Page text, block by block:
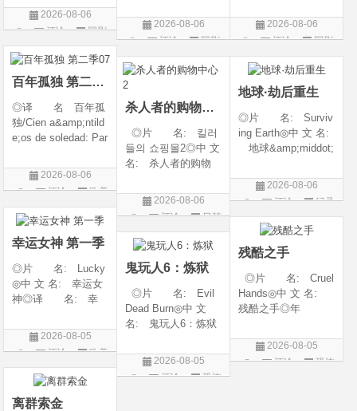
陆◎类 别 传记
/ 历史 / 古装◎语
上映日期 2026-07-
20(中国大陆)◎
2026-08-06
评论
国剧
◎类 别 剧情 /
悬疑◎语 言 汉
期 2026-08-04(中国
大陆)◎IMDb链接 t
2026-08-06
评论
国剧
年 代 2026◎
产 地 中国大陆
爱情◎语 言 汉
语普通话◎上映日期
2026-08-06
评论
国剧
百年孤独 第二季07
◎译 名 百年孤
独/Cien a&amp;ntild
e;os de soledad: Par
ears of Solitude/One
Hundred Years of So
寂/百年孤寂：第一
部(台)/百年孤
2026-08-06
评论
欧美
剧
杀人者的购物中心2
◎片 名: 킬러
들의 쇼핑몰2◎中 文
名: 杀人者的购物
A Shop for Killers S
2 / A Shop for Killers
代: 2026◎产
地: 韩国
2026-08-06
评论
日韩
剧
地球·劫后重生
◎片 名: Surviv
ing Earth◎中 文 名:
地球&amp;middot;
名: 幸存地球◎
年 代: 2026◎
类 别: 纪录片
◎语 言: 英语
◎上映
2026-08-06
评论
纪录
片
幸运女神 第一季
◎片 名: Lucky
◎中 文 名: 幸运女
神◎译 名: 幸
6◎产 地: 美国
◎类 别: 剧情 /
英语◎上映日期: 2
026-07-15(美国)
2026-08-05
评论
欧美
剧
残酷之手
◎片 名: Cruel
Hands◎中 文 名:
残酷之手◎年
地: 澳大利亚◎
类 别: 惊悚 / 恐
2026-08-05
评论
恐怖
鬼玩人6：炼狱
◎片 名: Evil
Dead Burn◎中 文
名: 鬼玩人6：炼狱
焚场(台) / 鬼玩人6：
燃烧 / 鬼玩人崛起衍
2026-08-05
评论
恐怖
离群索金